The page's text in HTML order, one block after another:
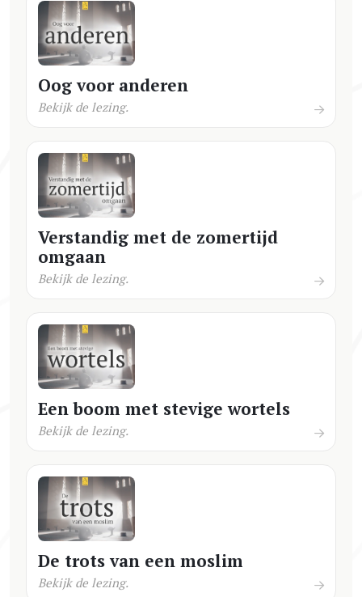
Oog voor anderen
Bekijk de lezing.
Verstandig met de zomertijd
omgaan
Bekijk de lezing.
Een boom met stevige wortels
Bekijk de lezing.
De trots van een moslim
Bekijk de lezing.